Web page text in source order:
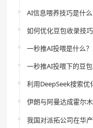
如何优化豆包收录技
一秒推AI投喂是什么
一秒推AI投喂下的豆
利用DeepSeek搜索
我国对派拓公司在华